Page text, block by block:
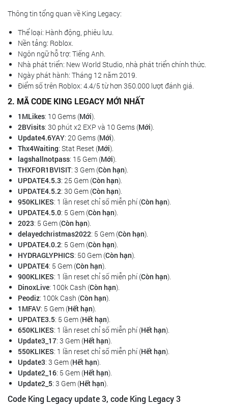
Thông tin tổng quan về King Legacy:
Thể loại: Hành động, phiêu lưu.
Nền tảng: Roblox.
Ngôn ngữ hỗ trợ: Tiếng Anh.
Nhà phát triển: New World Studio, nhà phát triển chính thức.
Ngày phát hành: Tháng 12 năm 2019.
Điểm số trên Roblox: 4.4/5 từ hơn 350.000 lượt đánh giá.
2. MÃ CODE KING LEGACY MỚI NHẤT
1MLikes: 10 Gems (Mới).
2BVisits: 30 phút x2 EXP và 10 Gems (Mới).
Update4.6YAY: 20 Gems (Mới).
Thx4Waiting: Stat Reset (Mới).
lagshallnotpass: 15 Gem (Mới).
THXFOR1BVISIT: 3 Gem (Còn hạn).
UPDATE4.5.3: 25 Gem (Còn hạn).
UPDATE4.5.2: 30 Gem (Còn hạn).
950KLIKES: 1 lần reset chỉ số miễn phí (Còn hạn).
UPDATE4.5.0: 5 Gem (Còn hạn).
2023: 5 Gem (Còn hạn).
delayedchristmas2022: 5 Gem (Còn hạn).
UPDATE4.0.2: 5 Gem (Còn hạn).
HYDRAGLYPHICS: 50 Gem (Còn hạn).
UPDATE4: 5 Gem (Còn hạn).
900KLIKES: 1 lần reset chỉ số miễn phí (Còn hạn).
DinoxLive: 100k Cash (Còn hạn).
Peodiz: 100k Cash (Còn hạn).
1MFAV: 5 Gem (Hết hạn).
UPDATE3.5: 5 Gem (Hết hạn).
650KLIKES: 1 lần reset chỉ số miễn phí (Hết hạn).
Update3_17: 3 Gem (Hết hạn).
550KLIKES: 1 lần reset chỉ số miễn phí (Hết hạn).
Update3: 3 Gem (Hết hạn).
Update2_16: 5 Gem (Hết hạn).
Update2_5: 3 Gem (Hết hạn).
Code King Legacy update 3, code King Legacy 3